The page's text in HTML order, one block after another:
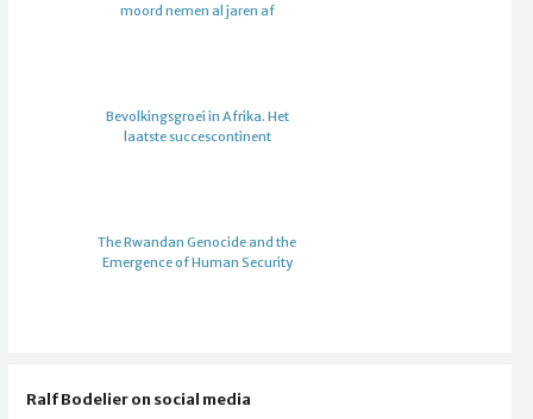
moord nemen al jaren af
Bevolkingsgroei in Afrika. Het
laatste succescontinent
The Rwandan Genocide and the
Emergence of Human Security
Ralf Bodelier on social media